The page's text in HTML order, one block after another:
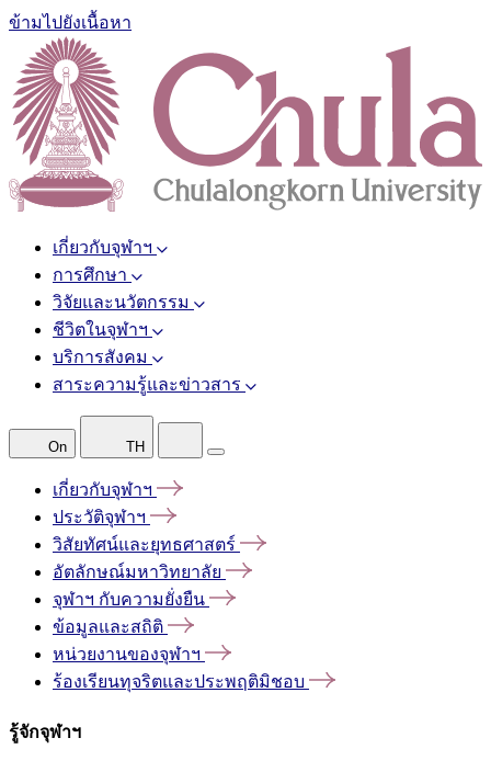
ข้ามไปยังเนื้อหา
เกี่ยวกับจุฬาฯ
การศึกษา
วิจัยและนวัตกรรม
ชีวิตในจุฬาฯ
บริการสังคม
สาระความรู้และข่าวสาร
On TH
เกี่ยวกับจุฬาฯ
ประวัติจุฬาฯ
วิสัยทัศน์และยุทธศาสตร์
อัตลักษณ์มหาวิทยาลัย
จุฬาฯ กับความยั่งยืน
ข้อมูลและสถิติ
หน่วยงานของจุฬาฯ
ร้องเรียนทุจริตและประพฤติมิชอบ
รู้จักจุฬาฯ